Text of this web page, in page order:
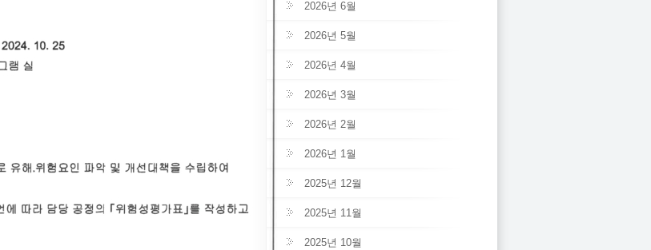
2026년 6월
2026년 5월
2026년 4월
2026년 3월
2026년 2월
2026년 1월
2025년 12월
2025년 11월
2025년 10월